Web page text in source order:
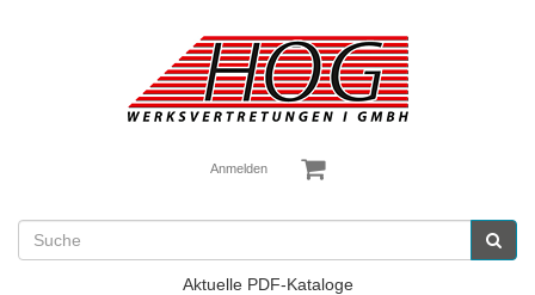
Anmelden
Aktuelle PDF-Kataloge